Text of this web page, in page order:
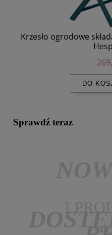
Krzesło ogrodowe
DO
Sprawdź teraz